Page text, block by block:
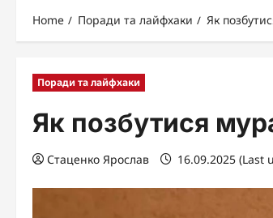
Home Поради та лайфхаки Як
Поради та лайфхаки
Як позбутися
Стаценко Ярослав 16.09.2025 (Last